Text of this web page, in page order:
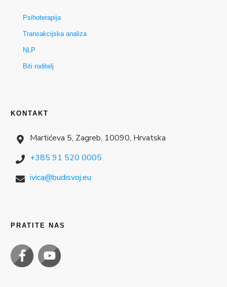
Psihoterapija
Transakcijska analiza
NLP
Biti roditelj
KONTAKT
Martićeva 5, Zagreb, 10090, Hrvatska
+385 91 520 0005
ivica@budisvoj.eu
PRATITE NAS